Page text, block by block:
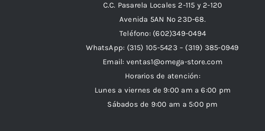
C.C. Pasarela Locales 2-115 y 2-120
Avenida 5AN Nº 23D-68.
Teléfono: (602)349-0494
WhatsApp: (315) 105-5423 – (319) 385-0949
Email: ventas1@omega-store.com
Horarios de atención:
Lunes a viernes de 9:00 am a 6:00 pm
Sábados de 9:00 am a 5:00 pm